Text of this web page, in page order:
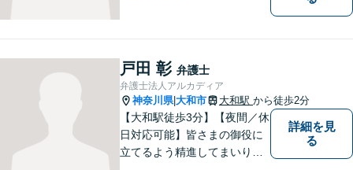
戸田 彰 弁護士
弁護士法人アルカディア
神奈川県|大和市 大和駅 から徒歩2分
【大和駅徒歩3分】【夜間／休
日対応可能】皆さまの御役に
立てるよう精進してまいりま
詳細を見
る